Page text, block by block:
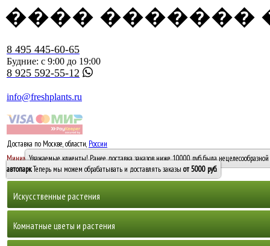
���� �������
8 495 445-60-65
Будние: с 9:00 до 19:00
8 925 592-55-12
info@freshplants.ru
Доставка по Москве, области, России
Минимальный заказ -10 0005000 руб.
Уважаемые клиенты! Ранее доставка заказов ниже 10000 руб. была
автопарк. Теперь мы можем обрабатывать и доставлять заказы от 5000 руб.
Искусственные растения
Горшечные растения, кусты и мох
Комнатные цветы и растения